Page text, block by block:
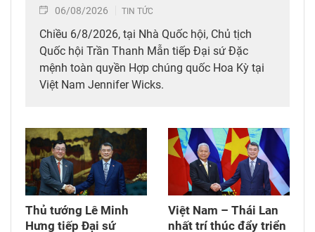
06/08/2026 TIN TỨC
Chiều 6/8/2026, tại Nhà Quốc hội, Chủ tịch
Quốc hội Trần Thanh Mẫn tiếp Đại sứ Đặc
mệnh toàn quyền Hợp chúng quốc Hoa Kỳ tại
Việt Nam Jennifer Wicks.
Thủ tướng Lê Minh
Hưng tiếp Đại sứ
Việt Nam – Thái Lan
nhất trí thúc đẩy triển